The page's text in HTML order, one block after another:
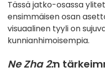
Tässä jatko-osassa
ensimmäisen osan
visuaalinen tyyli on
kunnianhimoisempia.
Ne Zha 2:n